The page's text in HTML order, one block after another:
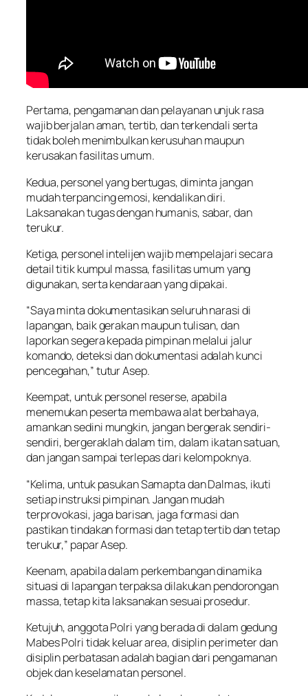
Pertama, pengamanan dan pelayanan unjuk rasa
wajib berjalan aman, tertib, dan terkendali serta
tidak boleh menimbulkan kerusuhan maupun
kerusakan fasilitas umum.
Kedua, personel yang bertugas, diminta jangan
mudah terpancing emosi, kendalikan diri.
Laksanakan tugas dengan humanis, sabar, dan
terukur.
Ketiga, personel intelijen wajib mempelajari secara
detail titik kumpul massa, fasilitas umum yang
digunakan, serta kendaraan yang dipakai.
“Saya minta dokumentasikan seluruh narasi di
lapangan, baik gerakan maupun tulisan, dan
laporkan segera kepada pimpinan melalui jalur
komando, deteksi dan dokumentasi adalah kunci
pencegahan,” tutur Asep.
Keempat, untuk personel reserse, apabila
menemukan peserta membawa alat berbahaya,
amankan sedini mungkin, jangan bergerak sendiri-
sendiri, bergeraklah dalam tim, dalam ikatan satuan,
dan jangan sampai terlepas dari kelompoknya.
“Kelima, untuk pasukan Samapta dan Dalmas, ikuti
setiap instruksi pimpinan. Jangan mudah
terprovokasi, jaga barisan, jaga formasi dan
pastikan tindakan formasi dan tetap tertib dan tetap
terukur,” papar Asep.
Keenam, apabila dalam perkembangan dinamika
situasi di lapangan terpaksa dilakukan pendorongan
massa, tetap kita laksanakan sesuai prosedur.
Ketujuh, anggota Polri yang berada di dalam gedung
Mabes Polri tidak keluar area, disiplin perimeter dan
disiplin perbatasan adalah bagian dari pengamanan
objek dan keselamatan personel.